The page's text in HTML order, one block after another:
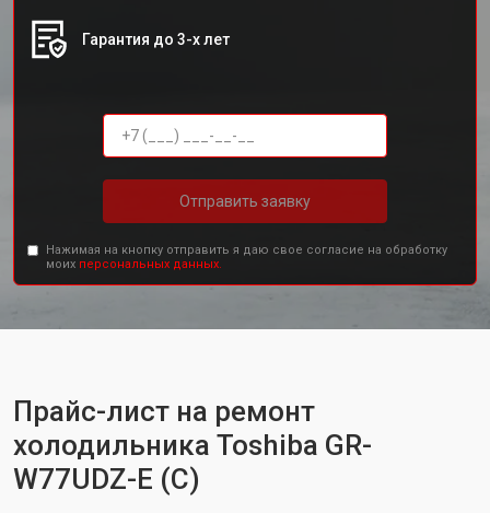
Гарантия до 3-х лет
Отправить заявку
Нажимая на кнопку отправить я даю свое согласие на обработку
моих персональных данных.
Прайс-лист на ремонт
холодильника Toshiba GR-
W77UDZ-E (C)